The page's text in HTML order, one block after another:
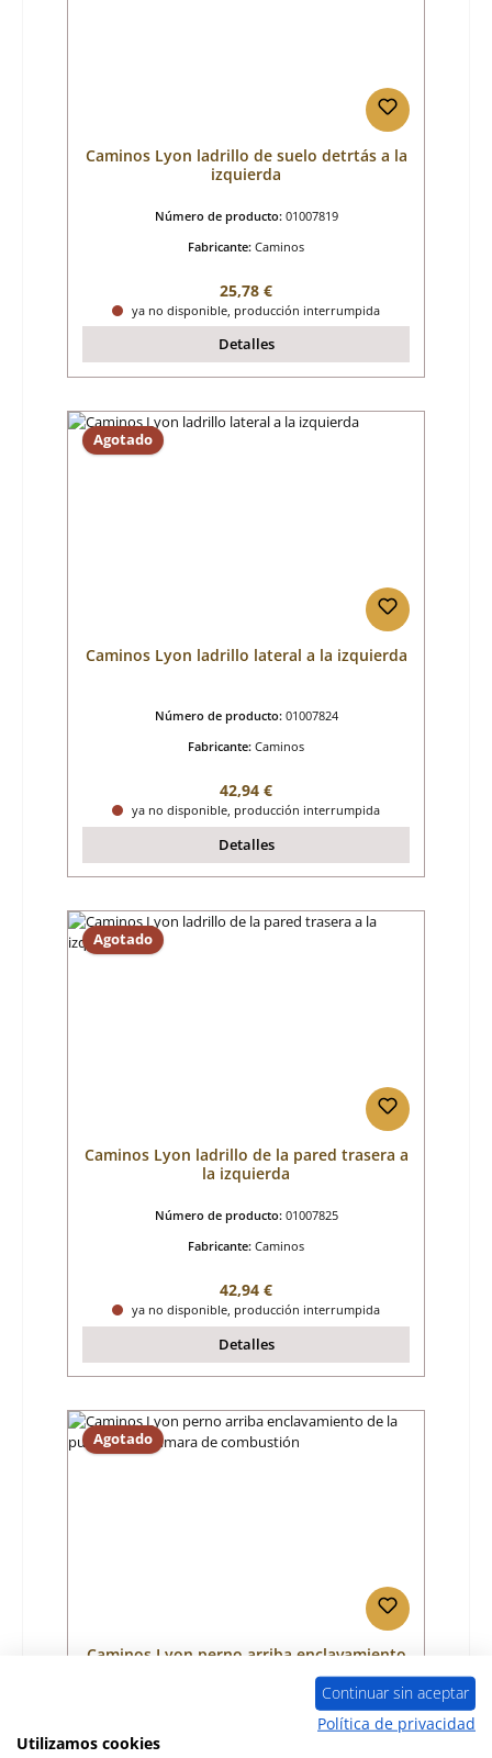
Caminos Lyon ladrillo de suelo detrtás a la
izquierda
Número de producto: 01007819
Fabricante: Caminos
Precio normal:
25,78 €
ya no disponible, producción interrumpida
Detalles
Agotado
Caminos Lyon ladrillo lateral a la izquierda
Número de producto: 01007824
Fabricante: Caminos
Precio normal:
42,94 €
ya no disponible, producción interrumpida
Detalles
Agotado
Caminos Lyon ladrillo de la pared trasera a
la izquierda
Número de producto: 01007825
Fabricante: Caminos
Precio normal:
42,94 €
ya no disponible, producción interrumpida
Detalles
Agotado
Caminos Lyon perno arriba enclavamiento
de la puerta de la cámara de combustión
01031464
Continuar sin aceptar
Política de privacidad
Utilizamos cookies